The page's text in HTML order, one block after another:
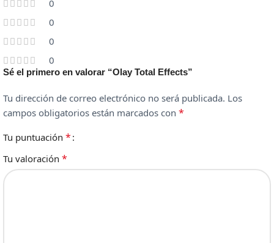
0
0
0
0
Sé el primero en valorar “Olay Total Effects”
Tu dirección de correo electrónico no será publicada. Los
campos obligatorios están marcados con *
Tu puntuación *
Tu valoración *